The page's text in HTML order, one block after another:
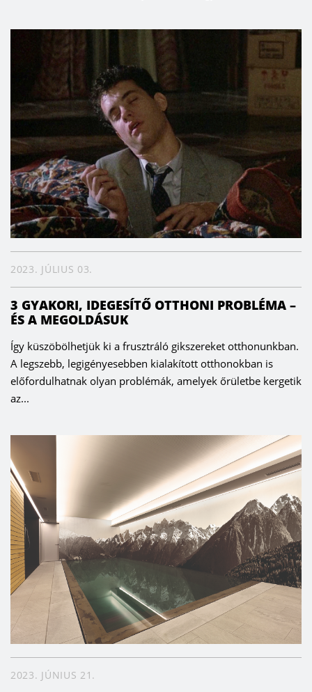
2023. JÚLIUS 03.
3 GYAKORI, IDEGESÍTŐ OTTHONI PROBLÉMA –
ÉS A MEGOLDÁSUK
Így küszöbölhetjük ki a frusztráló gikszereket otthonunkban.
A legszebb, legigényesebben kialakított otthonokban is
előfordulhatnak olyan problémák, amelyek őrületbe kergetik
az...
2023. JÚNIUS 21.